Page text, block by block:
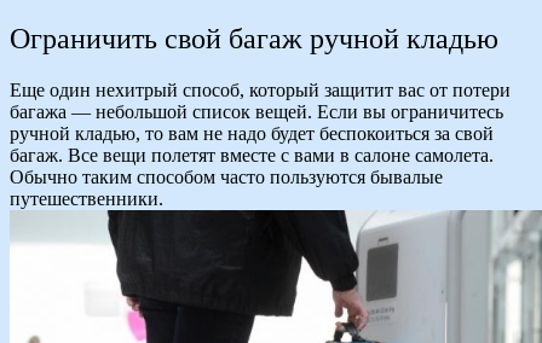
Ограничить свой багаж ручной кладью
Еще один нехитрый способ, который защитит вас от потери
багажа — небольшой список вещей. Если вы ограничитесь
ручной кладью, то вам не надо будет беспокоиться за свой
багаж. Все вещи полетят вместе с вами в салоне самолета.
Обычно таким способом часто пользуются бывалые
путешественники.